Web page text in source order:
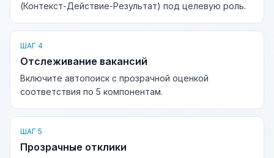
(Контекст-Действие-Результат) под целевую роль.
ШАГ 4
Отслеживание вакансий
Включите автопоиск с прозрачной оценкой
соответствия по 5 компонентам.
ШАГ 5
Прозрачные отклики